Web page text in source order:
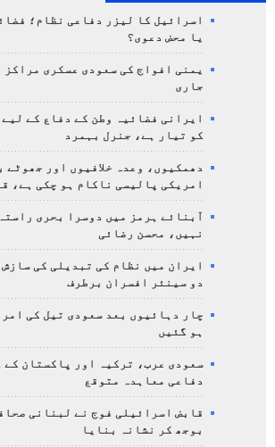
اسرائیل کا لیزر دفاعی نظام؛
یا محض دعوی؟
یمنی افواج کی سعودی عسکری مراکز
جاری
ایرانی فضائیہ وطن کے دفاع کے
کو تیار ہے، جنرل بہمرد
دھمکیوں، وعدہ خلافیوں اور جھوٹے
امریکی پالیسی ناکام ہو چکی ہے،
آبنائے ہرمز میں دوسرا بحری
نہیں، محسن رضائی
ایران میں نظام کی تبدیلی کی
دو سینئر افسران برطرف
چار دہائیوں بعد سعودی تیل کی
ہو گئیں
سعودی عرب، ترکیہ اور پاکستان کے
دفاعی معاہدہ متوقع
قابض اسرائیلی فوج نے لبنانی
بوجھ کر نشانہ بنایا